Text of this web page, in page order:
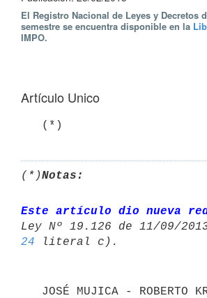
El Registro Nacional de Leyes y Decretos
semestre se encuentra disponible en la
IMPO.
Artículo Unico
   (*)
(*)Notas:
Este artículo dio nueva
24